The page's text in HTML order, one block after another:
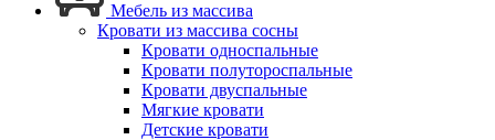
Мебель из массива
Кровати из массива сосны
Кровати односпальные
Кровати полутороспальные
Кровати двуспальные
Мягкие кровати
Детские кровати